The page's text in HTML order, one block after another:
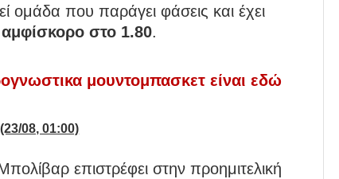
ομάδα που παράγει φάσεις και έχει
στο 1.80.
μουντομπασκετ είναι εδώ
08, 01:00)
επιστρέφει στην προημιτελική